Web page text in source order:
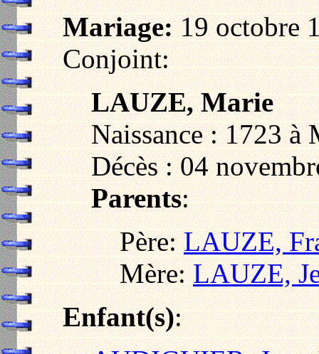
Mariage:19 octobre
Conjoint:
LAUZE, Marie
Naissance : 1723 à
Décès : 04
Parents:
Père:LAUZE,
Mère:LAUZE,
Enfant(s):